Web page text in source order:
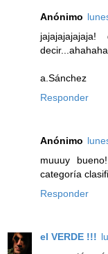
Anónimo
a.Sánchez
Responder
Anónimo
muuuy
categoría
Responder
el VERDE !!!